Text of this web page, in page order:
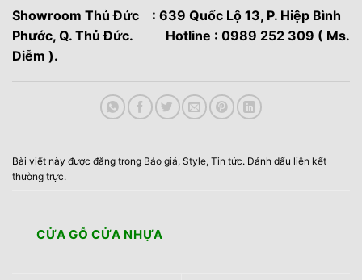
Showroom Thủ Đức : 639 Quốc Lộ 13, P. Hiệp Bình
Phước, Q. Thủ Đức. Hotline : 0989 252 309 ( Ms.
Diễm ).
Bài viết này được đăng trong Báo giá, Style, Tin tức. Đánh dấu liên kết
thường trực.
CỬA GỖ CỬA NHỰA